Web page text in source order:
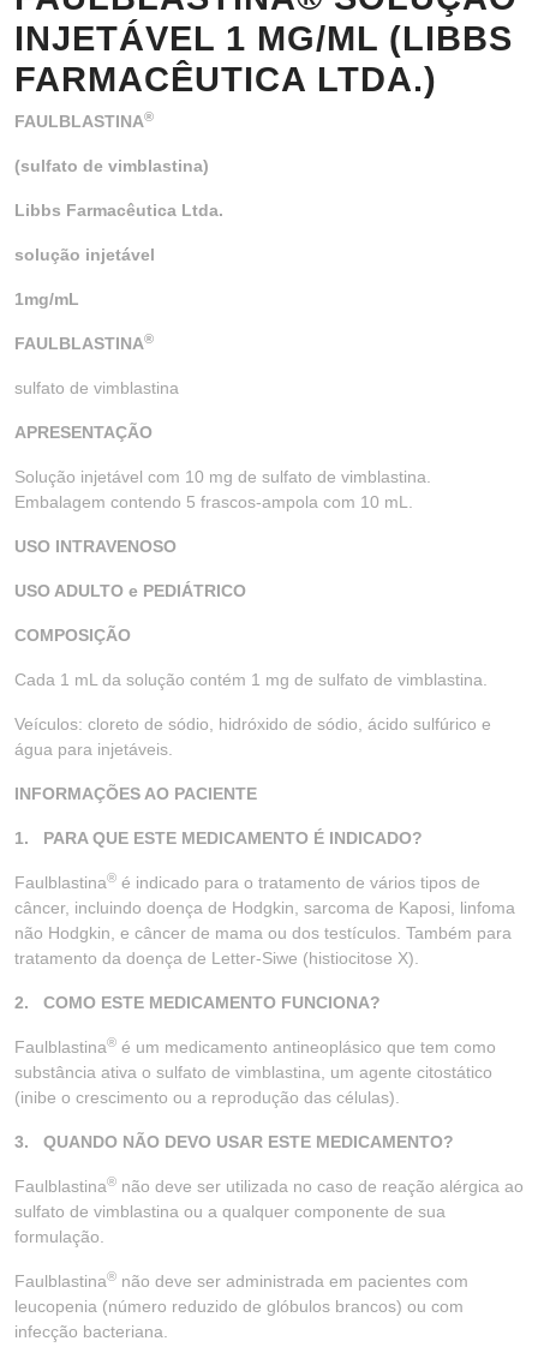
INJETÁVEL 1 MG/ML (LIBBS
FARMACÊUTICA LTDA.)
FAULBLASTINA®
(sulfato de vimblastina)
Libbs Farmacêutica Ltda.
solução injetável
1mg/mL
FAULBLASTINA®
sulfato de vimblastina
APRESENTAÇÃO
Solução injetável com 10 mg de sulfato de vimblastina.
Embalagem contendo 5 frascos-ampola com 10 mL.
USO INTRAVENOSO
USO ADULTO e PEDIÁTRICO
COMPOSIÇÃO
Cada 1 mL da solução contém 1 mg de sulfato de vimblastina.
Veículos: cloreto de sódio, hidróxido de sódio, ácido sulfúrico e
água para injetáveis.
INFORMAÇÕES AO PACIENTE
1. PARA QUE ESTE MEDICAMENTO É INDICADO?
Faulblastina® é indicado para o tratamento de vários tipos de
câncer, incluindo doença de Hodgkin, sarcoma de Kaposi, linfoma
não Hodgkin, e câncer de mama ou dos testículos. Também para
tratamento da doença de Letter-Siwe (histiocitose X).
2. COMO ESTE MEDICAMENTO FUNCIONA?
Faulblastina® é um medicamento antineoplásico que tem como
substância ativa o sulfato de vimblastina, um agente citostático
(inibe o crescimento ou a reprodução das células).
3. QUANDO NÃO DEVO USAR ESTE MEDICAMENTO?
Faulblastina® não deve ser utilizada no caso de reação alérgica ao
sulfato de vimblastina ou a qualquer componente de sua
formulação.
Faulblastina® não deve ser administrada em pacientes com
leucopenia (número reduzido de glóbulos brancos) ou com
infecção bacteriana.